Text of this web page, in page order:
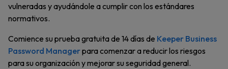
vulneradas y ayudándole a cumplir con los estándares
normativos.
Comience su prueba gratuita de 14 días de Keeper Business
Password Managerpara comenzar a reducir los riesgos
para su organización y mejorar su seguridad general.